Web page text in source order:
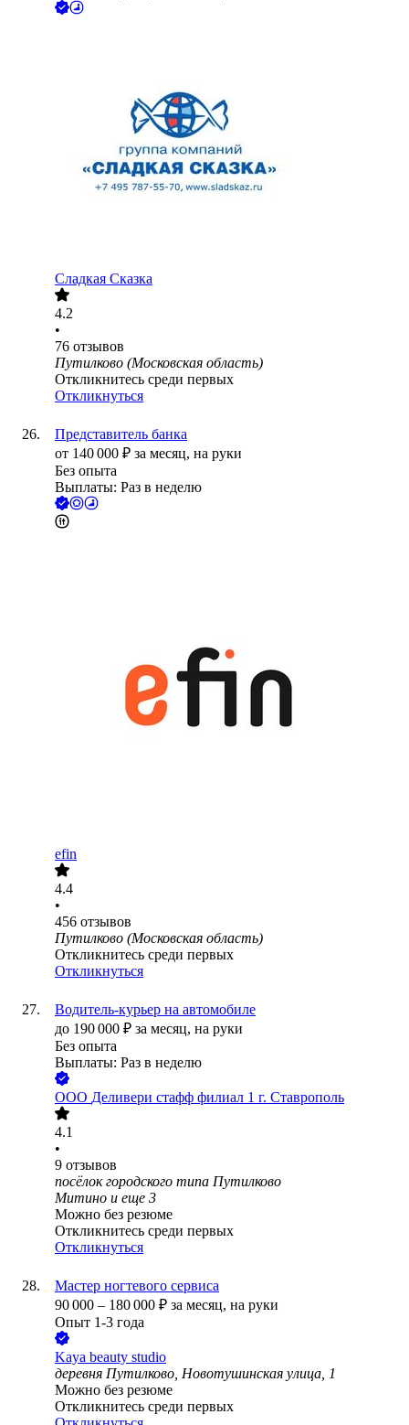
Сладкая Сказка
4.2
•
76 отзывов
Путилково (Московская область)
Откликнитесь среди первых
Откликнуться
Представитель банка
от 140 000 ₽ за месяц, на руки
Без опыта
Выплаты: Раз в неделю
efin
4.4
•
456 отзывов
Путилково (Московская область)
Откликнитесь среди первых
Откликнуться
Водитель-курьер на автомобиле
до 190 000 ₽ за месяц, на руки
Без опыта
Выплаты: Раз в неделю
ООО Деливери стафф филиал 1 г. Ставрополь
4.1
•
9 отзывов
посёлок городского типа Путилково
Митино и еще 3
Можно без резюме
Откликнитесь среди первых
Откликнуться
Мастер ногтевого сервиса
90 000 – 180 000 ₽ за месяц, на руки
Опыт 1-3 года
Kaya beauty studio
деревня Путилково, Новотушинская улица, 1
Можно без резюме
Откликнитесь среди первых